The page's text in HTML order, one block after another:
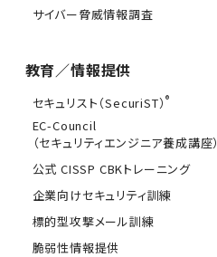
サイバー脅威情報調査
教育／情報提供
セキュリスト（SecuriST）®
EC-Council
（セキュリティエンジニア養成講座）
公式 CISSP CBKトレーニング
企業向けセキュリティ訓練
標的型攻撃メール訓練
脆弱性情報提供